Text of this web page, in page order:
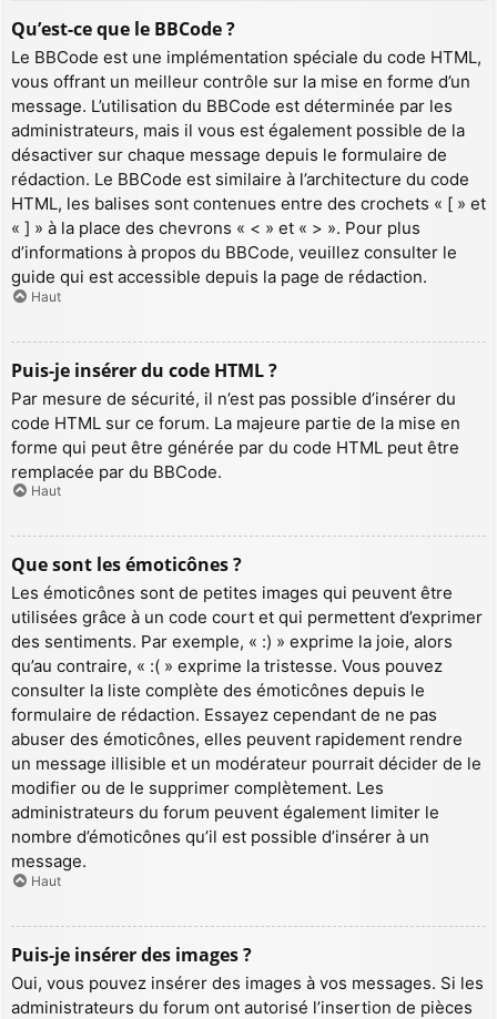
Qu’est-ce que le BBCode ?
Le BBCode est une implémentation spéciale du code HTML,
vous offrant un meilleur contrôle sur la mise en forme d’un
message. L’utilisation du BBCode est déterminée par les
administrateurs, mais il vous est également possible de la
désactiver sur chaque message depuis le formulaire de
rédaction. Le BBCode est similaire à l’architecture du code
HTML, les balises sont contenues entre des crochets « [ » et
« ] » à la place des chevrons « < » et « > ». Pour plus
d’informations à propos du BBCode, veuillez consulter le
guide qui est accessible depuis la page de rédaction.
Haut
Puis-je insérer du code HTML ?
Par mesure de sécurité, il n’est pas possible d’insérer du
code HTML sur ce forum. La majeure partie de la mise en
forme qui peut être générée par du code HTML peut être
remplacée par du BBCode.
Haut
Que sont les émoticônes ?
Les émoticônes sont de petites images qui peuvent être
utilisées grâce à un code court et qui permettent d’exprimer
des sentiments. Par exemple, « :) » exprime la joie, alors
qu’au contraire, « :( » exprime la tristesse. Vous pouvez
consulter la liste complète des émoticônes depuis le
formulaire de rédaction. Essayez cependant de ne pas
abuser des émoticônes, elles peuvent rapidement rendre
un message illisible et un modérateur pourrait décider de le
modifier ou de le supprimer complètement. Les
administrateurs du forum peuvent également limiter le
nombre d’émoticônes qu’il est possible d’insérer à un
message.
Haut
Puis-je insérer des images ?
Oui, vous pouvez insérer des images à vos messages. Si les
administrateurs du forum ont autorisé l’insertion de pièces